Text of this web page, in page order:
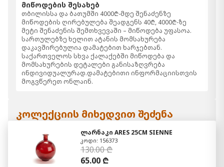
მიწოდების შესახებ
თბილისსა და ბათუმში 4000₾-მდე შენაძენზე
მიწოდების ღირებულება შეადგენს 40₾, 4000₾-ზე
მეტი შენაძენის შემთხვევაში – მიწოდება უფასოა.
სართულებზე ხელით ატანის მომსახურება
დაკავშირებულია დამატებით ხარჯებთან.
საქართველოს სხვა ქალაქებში მიწოდება და
მომსახურების დეტალები განისაზღვრება
ინდივიდუალურად.დამატებითი ინფორმაციისთვის
მოგვწერეთ ონლაინ.
კოლექციის მიხედვით შეძენა
ლარნაკი ARES 25CM SIENNE
კოდი: 156373
130.00 ₾
65.00 ₾